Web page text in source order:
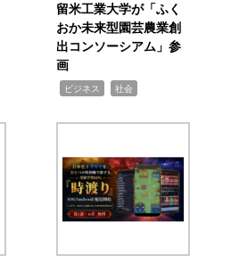
留米工業大学が「ふく
おか未来型園芸農業創
出コンソーシアム」参
画
ビジネス 社会